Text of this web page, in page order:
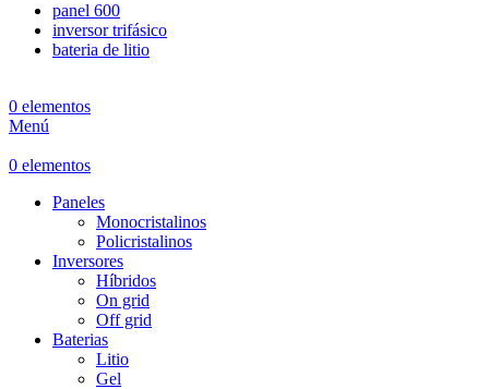
panel 600
inversor trifásico
bateria de litio
0 elementos
Menú
0 elementos
Paneles
Monocristalinos
Policristalinos
Inversores
Híbridos
On grid
Off grid
Baterias
Litio
Gel